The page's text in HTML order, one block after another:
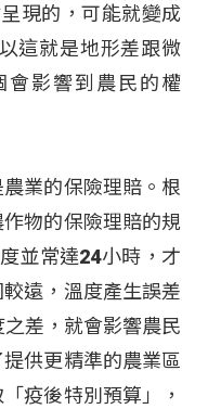
現的，可能就變成
這就是地形差跟微
會影響到農民的權
業的保險理賠。根
物的保險理賠的規
並常達24小時，才
遠，溫度產生誤差
差，就會影響農民
供更精準的農業區
疫後特別預算」，